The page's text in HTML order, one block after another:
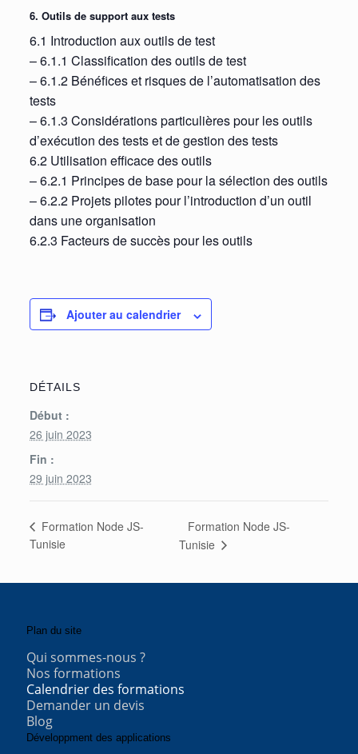
6. Outils de support aux tests
6.1 Introduction aux outils de test
– 6.1.1 Classification des outils de test
– 6.1.2 Bénéfices et risques de l’automatisation des
tests
– 6.1.3 Considérations particulières pour les outils
d’exécution des tests et de gestion des tests
6.2 Utilisation efficace des outils
– 6.2.1 Principes de base pour la sélection des outils
– 6.2.2 Projets pilotes pour l’introduction d’un outil
dans une organisation
6.2.3 Facteurs de succès pour les outils
Ajouter au calendrier
DÉTAILS
Début :
26 juin 2023
Fin :
29 juin 2023
Formation Node JS-
Tunisie
Formation Node JS-
Tunisie
Plan du site
Qui sommes-nous ?
Nos formations
Calendrier des formations
Demander un devis
Blog
Développment des applications